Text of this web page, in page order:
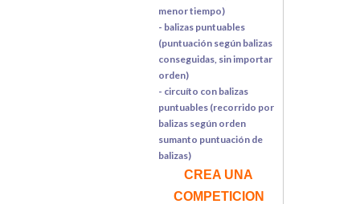
menor tiempo)
- balizas puntuables
(puntuación según balizas
conseguidas, sin importar
orden)
- circuíto con balizas
puntuables (recorrido por
balizas según orden
sumanto puntuación de
balizas)
CREA UNA
COMPETICION